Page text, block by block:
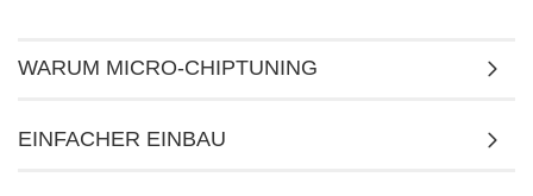
WARUM MICRO-CHIPTUNING
EINFACHER EINBAU